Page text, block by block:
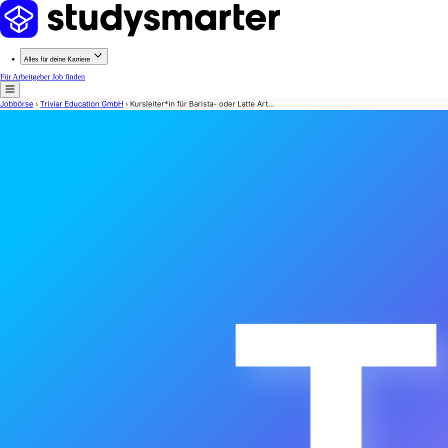
Alles für deine Karriere
Für ArbeitgeberJob finden
Jobbörse › Triviar Education GmbH › Kursleiter*in für Barista- oder Latte Art…